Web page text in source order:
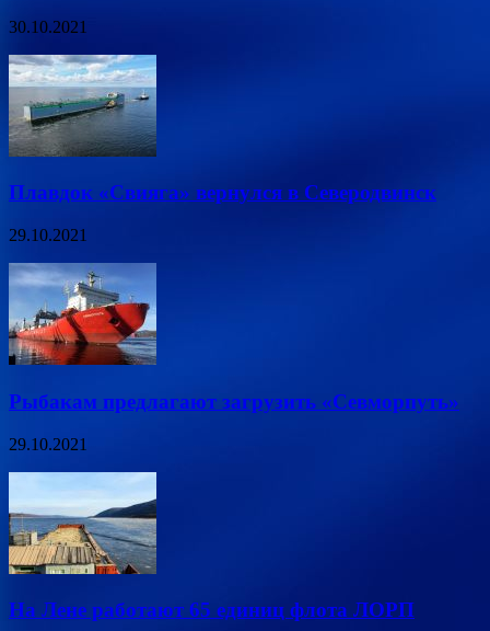
30.10.2021
Плавдок «Свияга» вернулся в Северодвинск
29.10.2021
Рыбакам предлагают загрузить «Севморпуть»
29.10.2021
На Лене работают 65 единиц флота ЛОРП